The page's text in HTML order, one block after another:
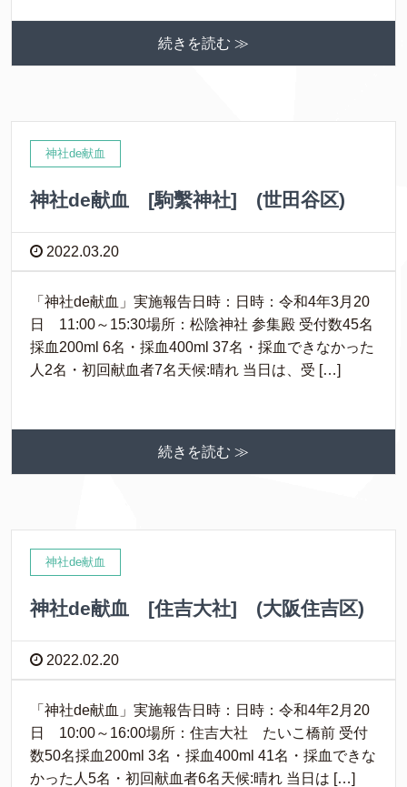
続きを読む ≫
神社de献血
神社de献血 [駒繫神社] (世田谷区)
2022.03.20
「神社de献血」実施報告日時：日時：令和4年3月20
日 11:00～15:30場所：松陰神社 参集殿 受付数45名
採血200ml 6名・採血400ml 37名・採血できなかった
人2名・初回献血者7名天候:晴れ 当日は、受 […]
続きを読む ≫
神社de献血
神社de献血 [住吉大社] (大阪住吉区)
2022.02.20
「神社de献血」実施報告日時：日時：令和4年2月20
日 10:00～16:00場所：住吉大社 たいこ橋前 受付
数50名採血200ml 3名・採血400ml 41名・採血できな
かった人5名・初回献血者6名天候:晴れ 当日は […]